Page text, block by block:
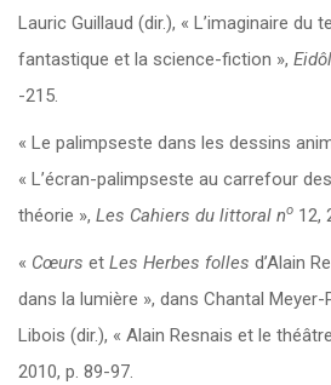
Lauric Guillaud (dir.), « L’imaginaire du
fantastique et la science-fiction »,
-215.
« Le palimpseste dans les dessins
« L’écran-palimpseste au carrefour
théorie », Les Cahiers du littoral no 12,
« Cœurs et Les Herbes folles d’Alain
dans la lumière », dans Chantal
Libois (dir.), « Alain Resnais et le
2010, p. 89-97.